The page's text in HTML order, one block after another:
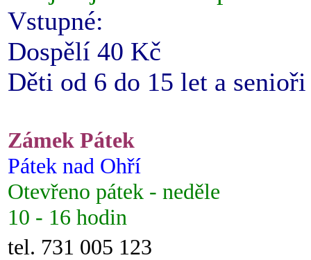
Vstupné:
Dospělí 40 Kč
Děti od 6 do 15 let a
Zámek Pátek
Pátek nad Ohří
Otevřeno pátek - neděle
10 - 16 hodin
tel. 731 005 123